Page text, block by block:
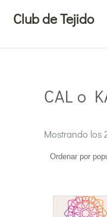
contenido
Club de Tejido
CAL o
Mostrando los